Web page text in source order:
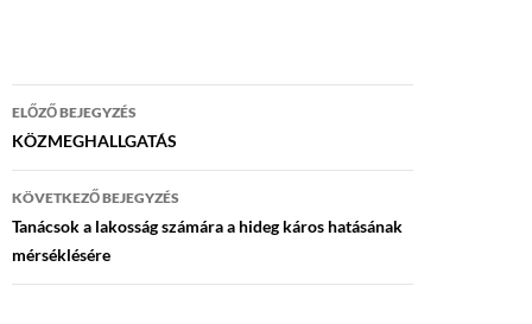
Bejegyzés
navigáció
ELŐZŐ BEJEGYZÉS
KÖZMEGHALLGATÁS
KÖVETKEZŐ BEJEGYZÉS
Tanácsok a lakosság számára a hideg káros hatásának
mérséklésére